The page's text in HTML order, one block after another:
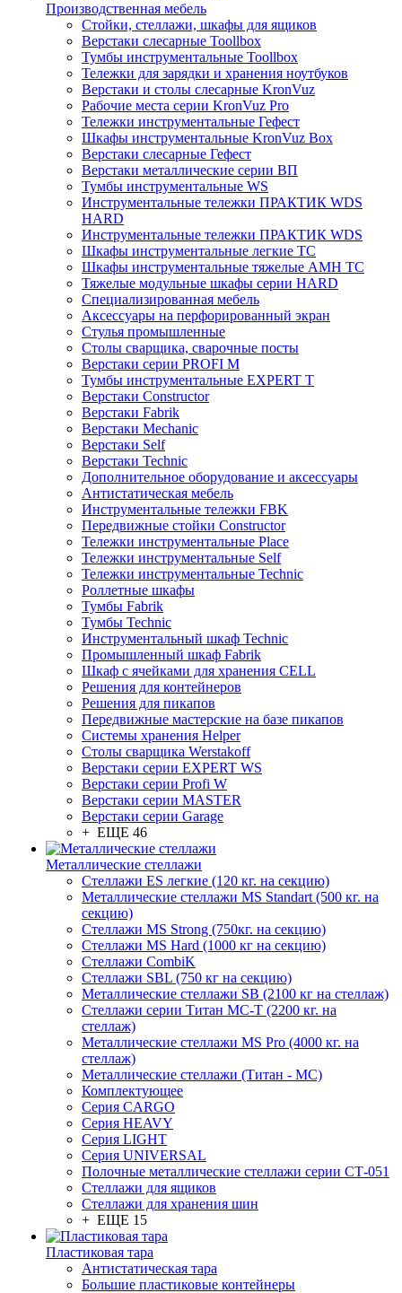
Производственная мебель
Стойки, стеллажи, шкафы для ящиков
Верстаки слесарные Toollbox
Тумбы инструментальные Toollbox
Тележки для зарядки и хранения ноутбуков
Верстаки и столы слесарные KronVuz
Рабочие места серии KronVuz Pro
Тележки инструментальные Гефест
Шкафы инструментальные KronVuz Box
Верстаки слесарные Гефест
Верстаки металлические серии ВП
Тумбы инструментальные WS
Инструментальные тележки ПРАКТИК WDS
HARD
Инструментальные тележки ПРАКТИК WDS
Шкафы инструментальные легкие ТС
Шкафы инструментальные тяжелые AMH TC
Тяжелые модульные шкафы серии HARD
Cпециализированная мебель
Аксессуары на перфорированный экран
Стулья промышленные
Столы сварщика, сварочные посты
Верстаки серии PROFI M
Тумбы инструментальные EXPERT T
Верстаки Constructor
Верстаки Fabrik
Верстаки Mechanic
Верстаки Self
Верстаки Technic
Дополнительное оборудование и аксессуары
Антистатическая мебель
Инструментальные тележки FBK
Передвижные стойки Constructor
Тележки инструментальные Place
Тележки инструментальные Self
Тележки инструментальные Technic
Роллетные шкафы
Тумбы Fabrik
Тумбы Technic
Инструментальный шкаф Technic
Промышленный шкаф Fabrik
Шкаф с ячейками для хранения CELL
Решения для контейнеров
Решения для пикапов
Передвижные мастерские на базе пикапов
Системы хранения Helper
Столы сварщика Werstakoff
Верстаки серии EXPERT WS
Верстаки серии Profi W
Верстаки серии MASTER
Верстаки серии Garage
+ ЕЩЕ 46
Металлические стеллажи
Стеллажи ES легкие (120 кг. на секцию)
Металлические стеллажи MS Standart (500 кг. на
секцию)
Стеллажи MS Strong (750кг. на секцию)
Стеллажи MS Hard (1000 кг на секцию)
Стеллажи CombiK
Стеллажи SBL (750 кг на секцию)
Металлические стеллажи SB (2100 кг на стеллаж)
Стеллажи серии Титан МС-Т (2200 кг. на
стеллаж)
Металлические стеллажи MS Pro (4000 кг. на
стеллаж)
Металлические стеллажи (Титан - МС)
Комплектующее
Серия CARGO
Серия HEAVY
Серия LIGHT
Серия UNIVERSAL
Полочные металлические стеллажи серии СТ-051
Стеллажи для ящиков
Стеллажи для хранения шин
+ ЕЩЕ 15
Пластиковая тара
Антистатическая тара
Большие пластиковые контейнеры